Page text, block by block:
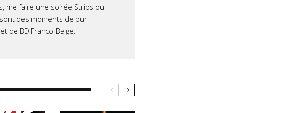
me faire une soirée Strips ou
des moments de pur
de BD Franco-Belge.